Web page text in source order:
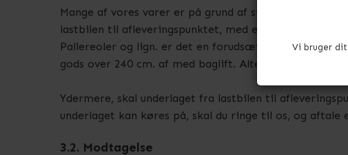
Vi bruger dit
Mange af vores varer er på grund af størrelsen
lastbilen til afleveringspunktet, med en El-hund
Pallereoler og lign. er det en forudsætning at du har
gods over 240 cm. af med baglift. Alternativt kan det
Ydermere, skal underlaget fra lastbilen til
underlaget kan køres på, skal du ringe til os, og
3.2. Modtagelse